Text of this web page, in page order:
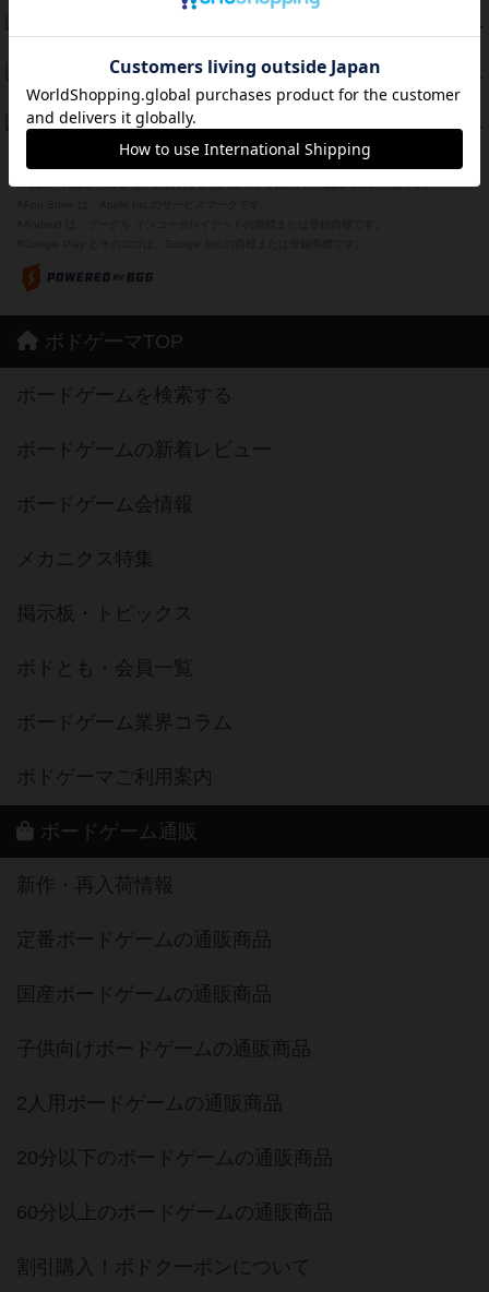
PT
紹介文あり 1件の投稿
PT
Bitter End ブタペスト救出作戦
紹介文なし 1件の投稿
42 PT
ドコジャン
※Apple、Apple のロゴ は、米国および他の国々で登録されたApple Inc.の商標です。
ボドゲーマTOP
ボードゲームを検索する
ボードゲームの新着レビュー
ボードゲーム会情報
メカニクス特集
掲示板・トピックス
ボドとも・会員一覧
ボードゲーム業界コラム
ボドゲーマご利用案内
ボードゲーム通販
新作・再入荷情報
定番ボードゲームの通販商品
国産ボードゲームの通販商品
子供向けボードゲームの通販商品
2人用ボードゲームの通販商品
20分以下のボードゲームの通販商品
60分以上のボードゲームの通販商品
割引購入！ボドクーポンについて